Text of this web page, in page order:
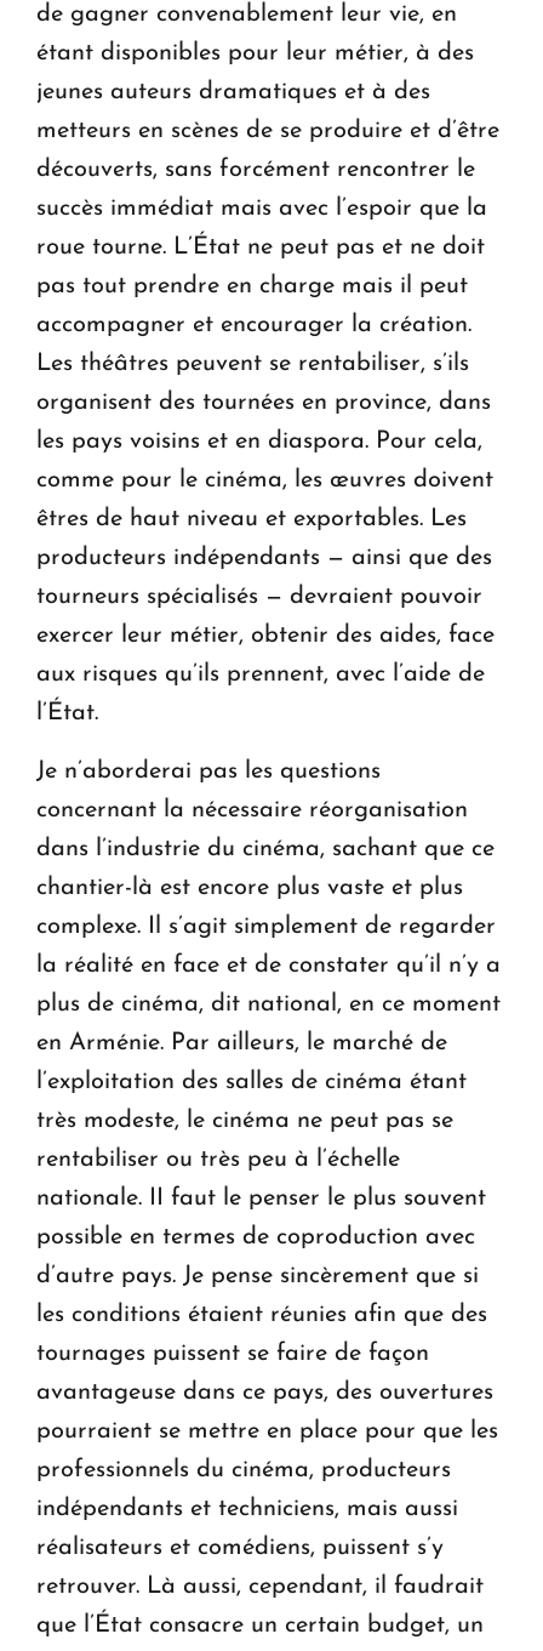
de gagner convenablement leur vie, en
étant disponibles pour leur métier, à des
jeunes auteurs dramatiques et à des
metteurs en scènes de se produire et d’être
découverts, sans forcément rencontrer le
succès immédiat mais avec l’espoir que la
roue tourne. L’État ne peut pas et ne doit
pas tout prendre en charge mais il peut
ac­com­pa­gner et encourager la création.
Les théâtres peuvent se rentabiliser, s’ils
orga­nisent des tour­nées en province, dans
les pays voisins et en diaspora. Pour cela,
comme pour le cinéma, les œuvres doivent
êtres de haut niveau et exportables. Les
producteurs in­dé­pendants — ainsi que des
tourneurs spécialisés — devraient pouvoir
exercer leur métier, obtenir des aides, face
aux risques qu’ils prennent, avec l’aide de
l’État.
Je n’aborderai pas les questions
concernant la nécessaire réorganisation
dans l’industrie du cinéma, sachant que ce
chantier-là est encore plus vaste et plus
complexe. Il s’agit simplement de regarder
la réalité en face et de constater qu’il n’y a
plus de cinéma, dit national, en ce moment
en Arménie. Par ailleurs, le marché de
l’exploitation des salles de cinéma étant
très modeste, le cinéma ne peut pas se
rentabiliser ou très peu à l’échelle
nationale. II faut le penser le plus souvent
possible en termes de coproduction avec
d’autre pays. Je pense sincèrement que si
les conditions étaient réunies afin que des
tournages puissent se faire de façon
avantageuse dans ce pays, des ouvertures
pourraient se mettre en place pour que les
professionnels du cinéma, producteurs
indé­pendants et techniciens, mais aussi
réalisateurs et comé­diens, puissent s’y
retrouver. Là aussi, cependant, il faudrait
que l’État consacre un certain budget, un